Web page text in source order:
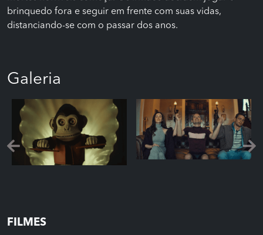
brinquedo fora e seguir em frente com suas vidas,
distanciando-se com o passar dos anos.
Galeria
FILMES